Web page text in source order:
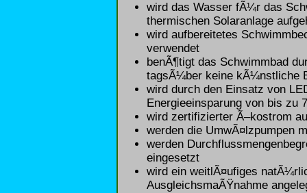
wird das Wasser fÃ¼r das
thermischen Solaranlage
wird aufbereitetes
verwendet
benÃ¶tigt das Schwimmbad
tagsÃ¼ber keine kÃ¼nstliche
wird durch den Einsatz von
Energieeinsparung von bis zu
wird zertifizierter Ã–kostrom
werden die UmwÃ¤lzpumpen
werden
eingesetzt
wird ein weitlÃ¤ufiges
AusgleichsmaÃŸnahme